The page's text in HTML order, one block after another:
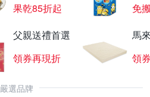
果乾85折起
免
父親送禮首選
領券再現折
馬
領
嚴選品牌